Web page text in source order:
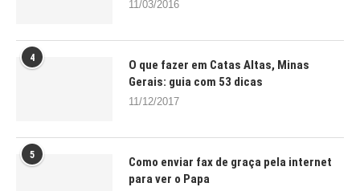
11/03/2016
4
O que fazer em Catas Altas, Minas
Gerais: guia com 53 dicas
11/12/2017
5
Como enviar fax de graça pela internet
para ver o Papa